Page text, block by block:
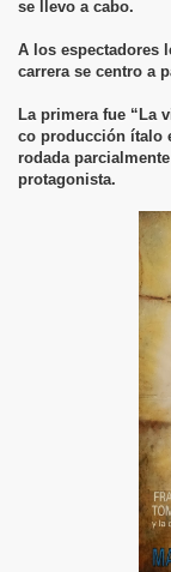
se llevo a cabo.
A los espectadores
carrera se centro a
La primera fue “La
co producción ítalo
rodada
protagonista.